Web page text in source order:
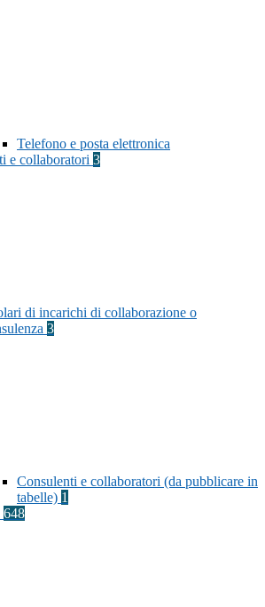
Telefono e posta elettronica
e collaboratori 3
di incarichi di collaborazione o
3
Consulenti e collaboratori (da pubblicare in
tabelle) 1
648